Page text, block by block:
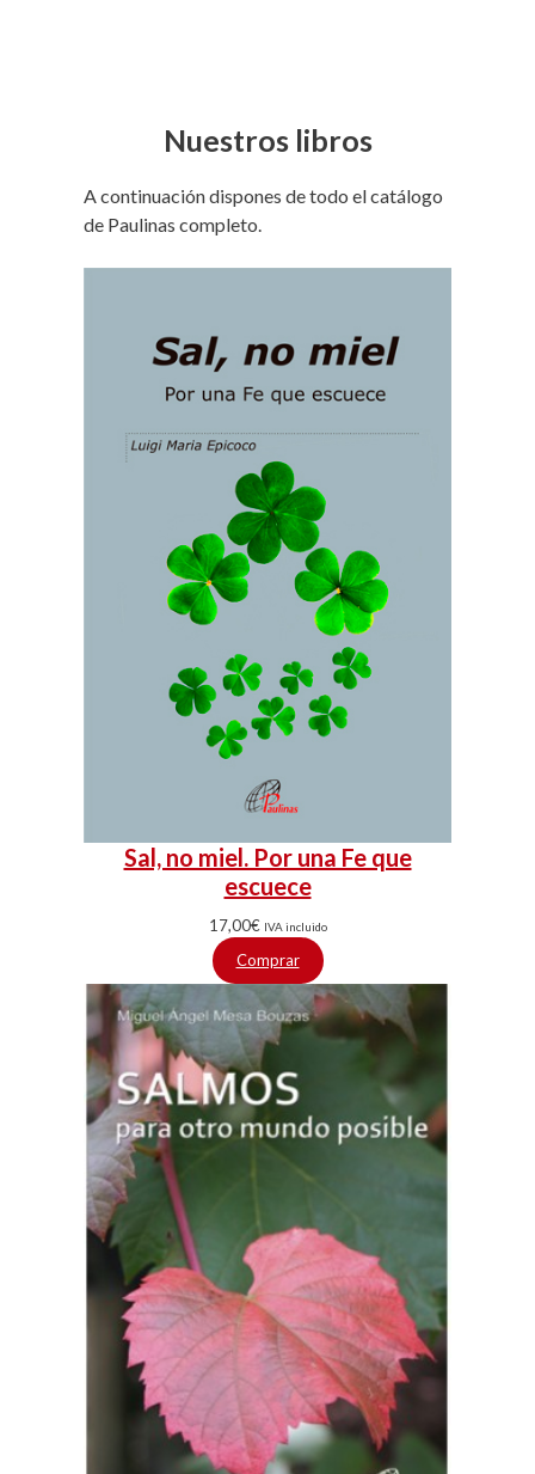
Nuestros libros
A continuación dispones de todo el catálogo
de Paulinas completo.
Sal, no miel. Por una Fe que
escuece
17,00€ IVA incluido
Comprar